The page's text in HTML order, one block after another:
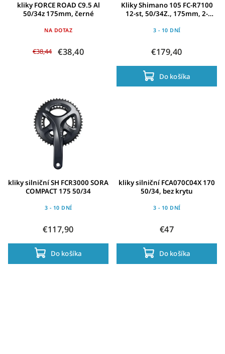
kliky FORCE ROAD C9.5 Al
50/34z 175mm, černé
NA DOTAZ
€38,44 €38,40
Kliky Shimano 105 FC-R7100
12-st, 50/34Z., 175mm, 2-
3 - 10 DNÍ
€179,40
Do košíka
kliky silniční SH FCR3000 SORA
COMPACT 175 50/34
3 - 10 DNÍ
€117,90
Do košíka
kliky silniční FCA070C04X 170
50/34, bez krytu
3 - 10 DNÍ
€47
Do košíka